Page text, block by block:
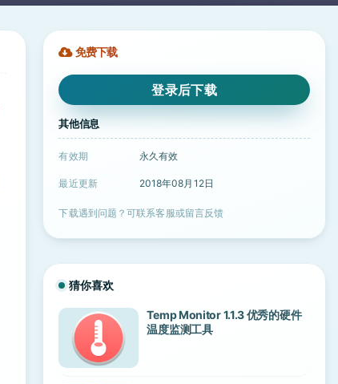
免费下载
登录后下载
其他信息
有效期 永久有效
最近更新 2018年08月12日
下载遇到问题？可联系客服或留言反馈
猜你喜欢
Temp Monitor 1.1.3 优秀的硬件
温度监测工具